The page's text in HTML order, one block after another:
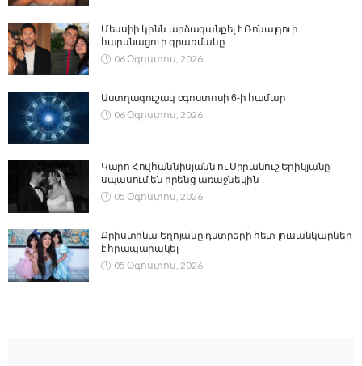
Մեսսիի կինն արձագանքել է Ռոնալդուի
հարսնացուի գրառմանը
06 Օգոստոս, 2026
Աստղագուշակ օգոստոսի 6-ի համար
06 Օգոստոս, 2026
Կարո Հովհաննիսյանն ու Սիրանուշ Երիկյանը
սպասում են իրենց առաջնեկին
05 Օգոստոս, 2026
Քրիստինա Եղոյանը դստրերի հետ լուսանկարներ
է հրապարակել
05 Օգոստոս, 2026